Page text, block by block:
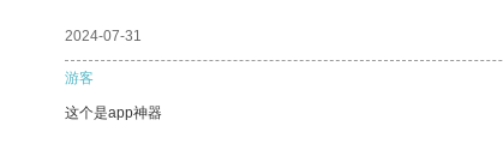
2024-07-31
游客
这个是app神器